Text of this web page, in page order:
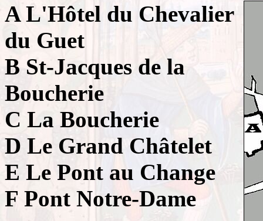
A L'Hôtel du Chevalier
du Guet
B St-Jacques de la
Boucherie
C La Boucherie
D Le Grand Châtelet
E Le Pont au Change
F Pont Notre-Dame